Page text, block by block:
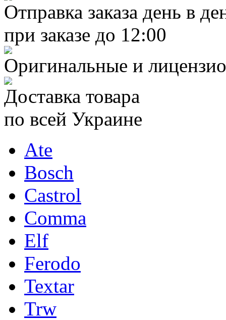
Отправка заказа день в
при заказе до 12:00
Оригинальные и
Доставка товара
по всей Украине
Ate
Bosch
Castrol
Comma
Elf
Ferodo
Textar
Trw